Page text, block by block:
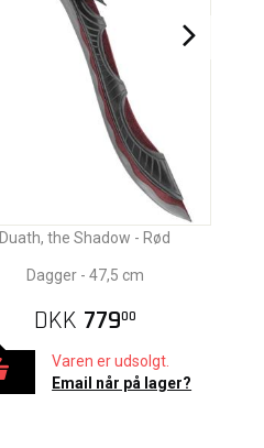
Duath, the Shadow - Rød
Dagger - 47,5 cm
DKK 77900
Varen er udsolgt.
Email når på lager?